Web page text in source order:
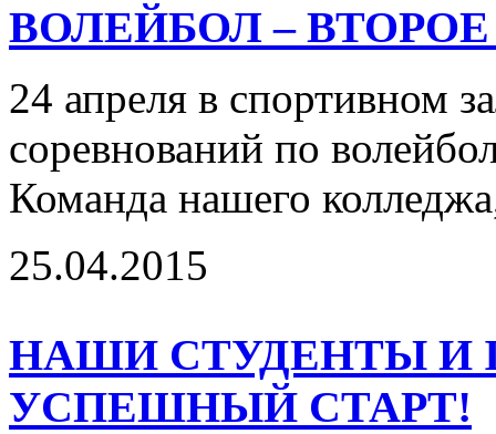
ВОЛЕЙБОЛ –
24 апреля в спортивном
соревнований по
Команда нашего
25.04.2015
НАШИ СТУДЕНТЫ И
УСПЕШНЫЙ СТАРТ!